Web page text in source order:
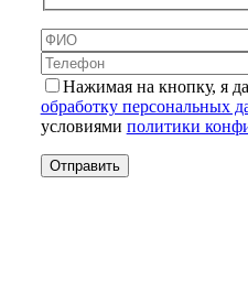
Нажимая на кнопку, я
обработку персональных
условиями политики